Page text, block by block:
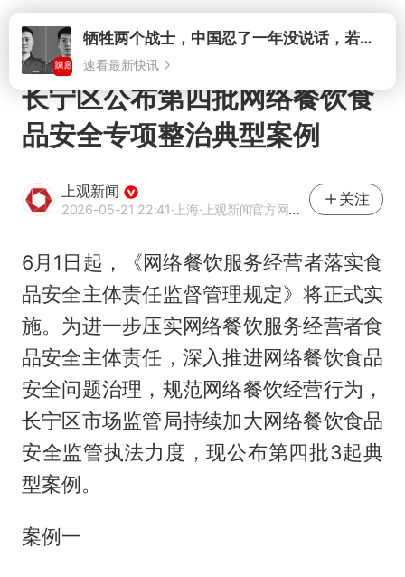
打开牺牲两个战士，中国忍了一年没说话，若菲律宾死了人，他会开战吗
速看最新快讯
长宁区公布第四批网络餐饮食
品安全专项整治典型案例
上观新闻
2026-05-21 22:41·上海·上观新闻官方网易号
关注
6月1日起，《网络餐饮服务经营者落实食
品安全主体责任监督管理规定》将正式实
施。为进一步压实网络餐饮服务经营者食
品安全主体责任，深入推进网络餐饮食品
安全问题治理，规范网络餐饮经营行为，
长宁区市场监管局持续加大网络餐饮食品
安全监管执法力度，现公布第四批3起典
型案例。
案例一